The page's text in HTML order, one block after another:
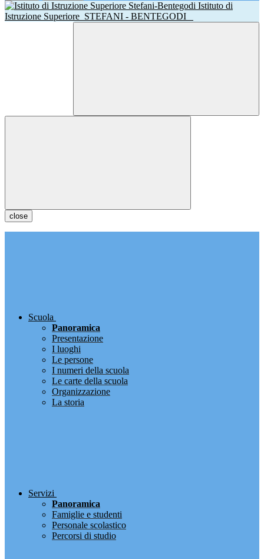
Istituto di
Istruzione Superiore STEFANI - BENTEGODI
close
Scuola
Panoramica
Presentazione
I luoghi
Le persone
I numeri della scuola
Le carte della scuola
Organizzazione
La storia
Servizi
Panoramica
Famiglie e studenti
Personale scolastico
Percorsi di studio